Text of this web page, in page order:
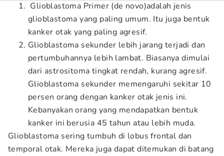
Glioblastoma Primer (de novo)adalah jenis
glioblastoma yang paling umum. Itu juga bentuk
kanker otak yang paling agresif.
Glioblastoma sekunder lebih jarang terjadi dan
pertumbuhannya lebih lambat. Biasanya dimulai
dari astrositoma tingkat rendah, kurang agresif.
Glioblastoma sekunder memengaruhi sekitar 10
persen orang dengan kanker otak jenis ini.
Kebanyakan orang yang mendapatkan bentuk
kanker ini berusia 45 tahun atau lebih muda.
Glioblastoma sering tumbuh di lobus frontal dan
temporal otak. Mereka juga dapat ditemukan di batang